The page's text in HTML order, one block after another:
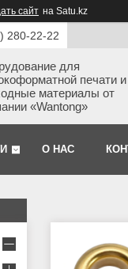
сайт на Satu.kz
280-22-22
для
печати и
материалы от
«Wantong»
О НАС